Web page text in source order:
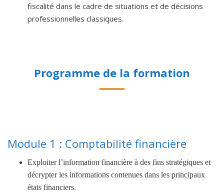
fiscalité dans le cadre de situations et de décisions
professionnelles classiques.
Programme de la formation
Module 1 : Comptabilité financière
Exploiter l’information financière à des fins stratégiques et
décrypter les informations contenues dans les principaux
états financiers.